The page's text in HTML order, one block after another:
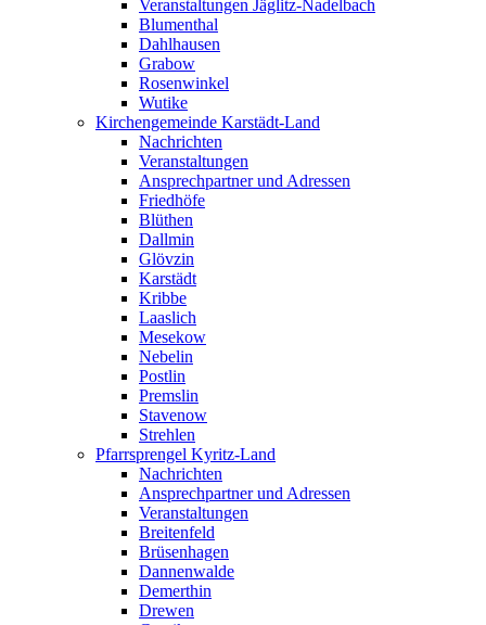
Veranstaltungen Jäglitz-Nadelbach
Blumenthal
Dahlhausen
Grabow
Rosenwinkel
Wutike
Kirchengemeinde Karstädt-Land
Nachrichten
Veranstaltungen
Ansprechpartner und Adressen
Friedhöfe
Blüthen
Dallmin
Glövzin
Karstädt
Kribbe
Laaslich
Mesekow
Nebelin
Postlin
Premslin
Stavenow
Strehlen
Pfarrsprengel Kyritz-Land
Nachrichten
Ansprechpartner und Adressen
Veranstaltungen
Breitenfeld
Brüsenhagen
Dannenwalde
Demerthin
Drewen